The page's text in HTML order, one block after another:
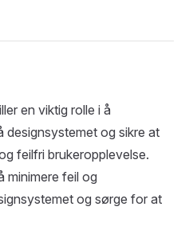
en viktig rolle i å
designsystemet og sikre at
feilfri brukeropplevelse.
minimere feil og
og sørge for at